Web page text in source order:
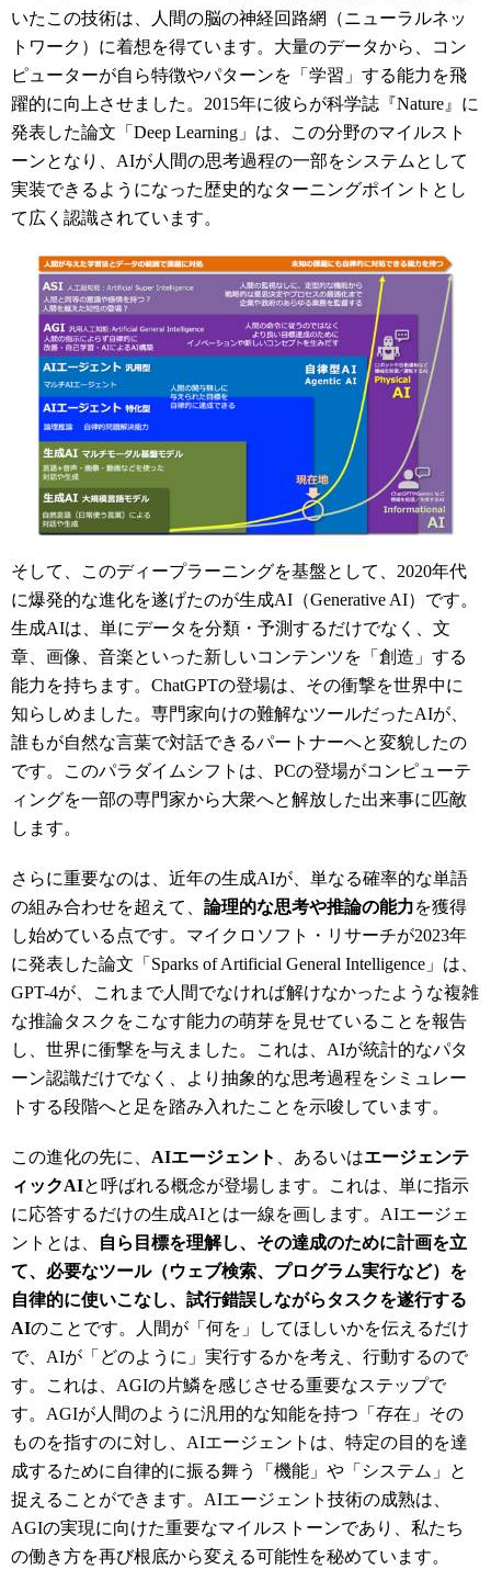
いたこの技術は、人間の脳の神経回路網（ニューラルネッ
トワーク）に着想を得ています。大量のデータから、コン
ピューターが自ら特徴やパターンを「学習」する能力を飛
躍的に向上させました。2015年に彼らが科学誌『Nature』に
発表した論文「Deep Learning」は、この分野のマイルスト
ーンとなり、AIが人間の思考過程の一部をシステムとして
実装できるようになった歴史的なターニングポイントとし
て広く認識されています。
そして、このディープラーニングを基盤として、2020年代
に爆発的な進化を遂げたのが生成AI（Generative AI）です。
生成AIは、単にデータを分類・予測するだけでなく、文
章、画像、音楽といった新しいコンテンツを「創造」する
能力を持ちます。ChatGPTの登場は、その衝撃を世界中に
知らしめました。専門家向けの難解なツールだったAIが、
誰もが自然な言葉で対話できるパートナーへと変貌したの
です。このパラダイムシフトは、PCの登場がコンピューテ
ィングを一部の専門家から大衆へと解放した出来事に匹敵
します。
さらに重要なのは、近年の生成AIが、単なる確率的な単語
の組み合わせを超えて、 論理的な思考や推論の能力を獲得
し始めている点です。マイクロソフト・リサーチが2023年
に発表した論文「Sparks of Artificial General Intelligence」は、
GPT-4が、これまで人間でなければ解けなかったような複雑
な推論タスクをこなす能力の萌芽を見せていることを報告
し、世界に衝撃を与えました。これは、AIが統計的なパタ
ーン認識だけでなく、より抽象的な思考過程をシミュレー
トする段階へと足を踏み入れたことを示唆しています。
この進化の先に、 AIエージェント 、あるいはエージェンテ
ィックAIと呼ばれる概念が登場します。これは、単に指示
に応答するだけの生成AIとは一線を画します。AIエージェ
ントとは、
自ら目標を理解し、その達成のために計画を立
て、必要なツール（ウェブ検索、プログラム実行など）を
自律的に使いこなし、試行錯誤しながらタスクを遂行する
AIのことです。人間が「何を」してほしいかを伝えるだけ
で、AIが「どのように」実行するかを考え、行動するので
す。これは、AGIの片鱗を感じさせる重要なステップで
す。AGIが人間のように汎用的な知能を持つ「存在」その
ものを指すのに対し、AIエージェントは、特定の目的を達
成するために自律的に振る舞う「機能」や「システム」と
捉えることができます。AIエージェント技術の成熟は、
AGIの実現に向けた重要なマイルストーンであり、私たち
の働き方を再び根底から変える可能性を秘めています。